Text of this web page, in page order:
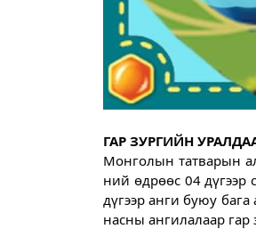
ГАР ЗУРГИЙН
Монголын татварын
ний өдрөөс 04 дүгээр
дүгээр анги буюу
насны ангилалаар